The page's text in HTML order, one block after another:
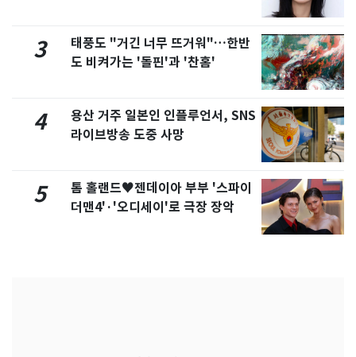
3
태풍도 "거긴 너무 뜨거워"…한반
도 비켜가는 '돌핀'과 '찬홈'
4
용산 거주 일본인 인플루언서, SNS
라이브방송 도중 사망
5
톰 홀랜드♥젠데이아 부부 '스파이
더맨4'·'오디세이'로 극장 장악